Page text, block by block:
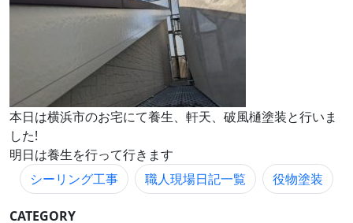
本日は横浜市のお宅にて養生、軒天、破風樋塗装と行いま
した!
明日は養生を行って行きます
シーリング工事
職人現場日記一覧 役物塗装
CATEGORY